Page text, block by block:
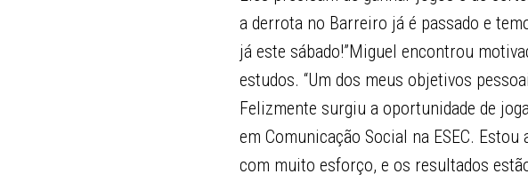
a derrota no Barreiro já é passado e
já este sábado!”Miguel encontrou
estudos. “Um dos meus objetivos
Felizmente surgiu a oportunidade de
em Comunicação Social na ESEC.
com muito esforço, e os resultados